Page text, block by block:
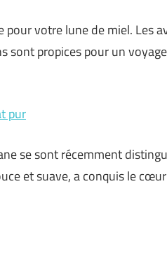
votre lune de miel. Les
sont propices pour un
pur
se sont récemment
et suave, a conquis le